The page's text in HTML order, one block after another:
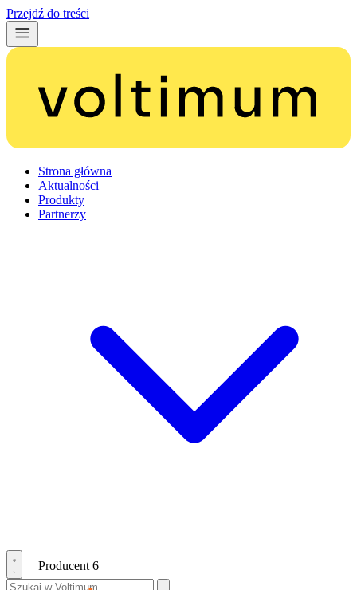
Przejdź do treści
Strona główna
Aktualności
Produkty
Partnerzy
Producent 6